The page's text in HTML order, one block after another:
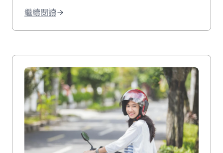
查一樣，引擎也需要透過機油顏色來判斷狀
態。很多人以為「1,000-2,000公里就要
種風險。第一種是被當成冤大頭，明明還能
用卻被要求更換。第二種更嚴重，拖太久不
換導致引擎拉缸，維修費用動輒數萬元起
跳。其實機油就像引擎的血液，機油顏色的
變化會告訴您引擎的真實狀況。學會判讀這
些顏色信號，您就能精準掌握更換時機，既
繼續閱讀